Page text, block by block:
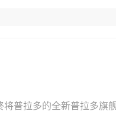
将普拉多的全新普拉多旗